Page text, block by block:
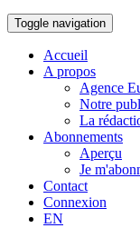
Toggle navigation
Accueil
A propos
Agence
Notre
La
Abonnements
Aperçu
Je
Contact
Connexion
EN